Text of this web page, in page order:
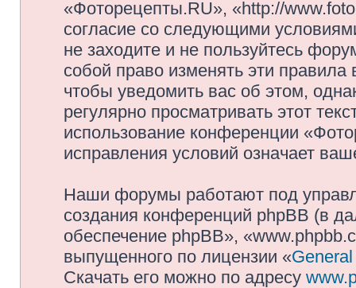
«Фоторецепты.RU», «http://
согласие со следующими
не заходите и не пользуйтесь
собой право изменять эти
чтобы уведомить вас об этом,
регулярно просматривать этот
использование конференции
исправления условий означает
Наши форумы работают под
создания конференций phpBB (в
обеспечение phpBB»,
выпущенного по лицензии «
Скачать его можно по адресу